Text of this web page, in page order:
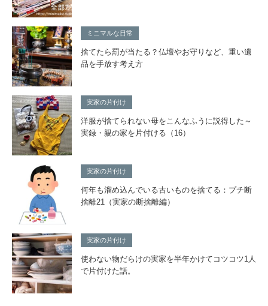
ミニマルな日常
捨てたら罰が当たる？仏壇やお守りなど、重い遺
品を手放す考え方
実家の片付け
洋服が捨てられない母をこんなふうに説得した～
実録・親の家を片付ける（16）
実家の片付け
何年も溜め込んでいる古いものを捨てる：プチ断
捨離21（実家の断捨離編）
実家の片付け
使わない物だらけの実家を半年かけてコツコツ1人
で片付けた話。